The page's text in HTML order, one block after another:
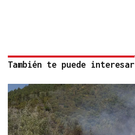
También te puede interesar